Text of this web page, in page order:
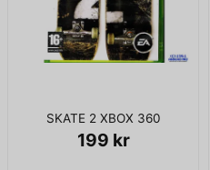
SKATE 2 XBOX 360
199 kr